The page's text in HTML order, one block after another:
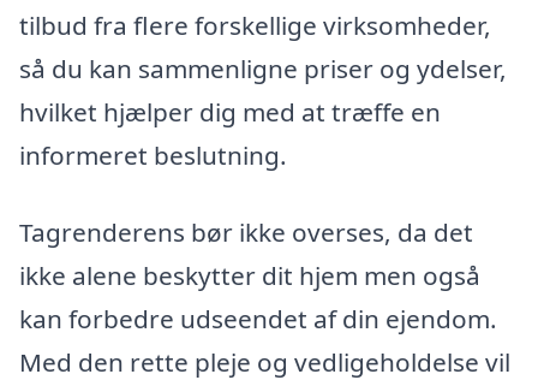
tilbud fra flere forskellige virksomheder,
så du kan sammenligne priser og ydelser,
hvilket hjælper dig med at træffe en
informeret beslutning.
Tagrenderens bør ikke overses, da det
ikke alene beskytter dit hjem men også
kan forbedre udseendet af din ejendom.
Med den rette pleje og vedligeholdelse vil